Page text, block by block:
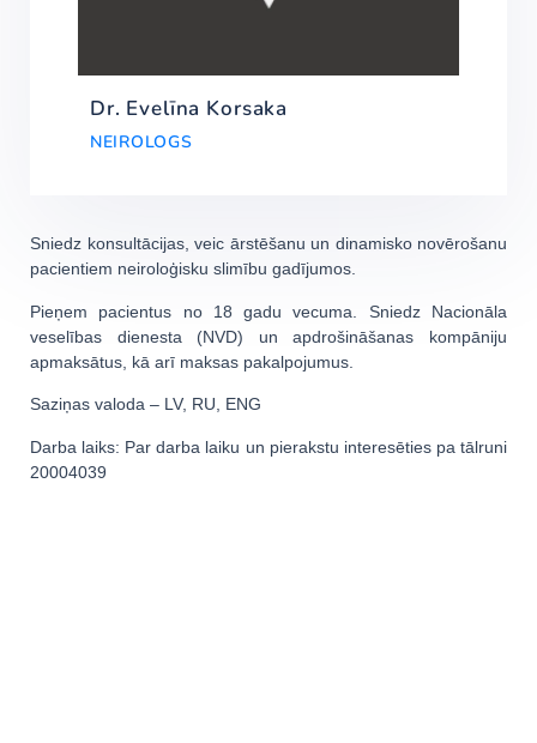
Dr. Evelīna Korsaka
NEIROLOGS
Sniedz konsultācijas, veic ārstēšanu un dinamisko novērošanu
pacientiem neiroloģisku slimību gadījumos.
Pieņem pacientus no 18 gadu vecuma. Sniedz Nacionāla
veselības dienesta (NVD) un apdrošināšanas kompāniju
apmaksātus, kā arī maksas pakalpojumus.
Saziņas valoda – LV, RU, ENG
Darba laiks: Par darba laiku un pierakstu interesēties pa tālruni
20004039